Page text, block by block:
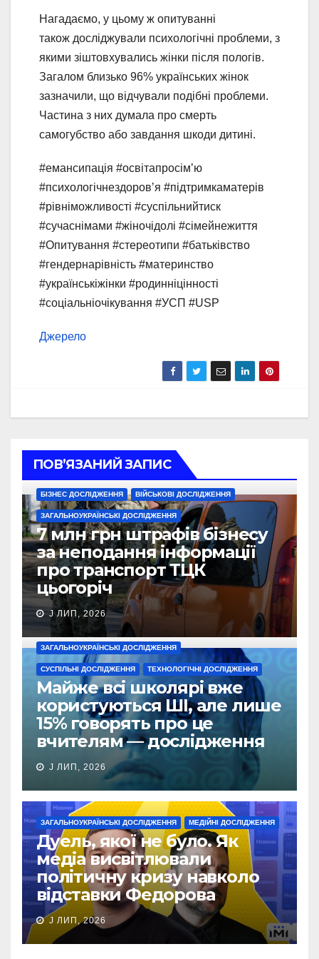
Нагадаємо, у цьому ж опитуванні
також досліджували психологічні проблеми, з
якими зіштовхувались жінки після пологів.
Загалом близько 96% українських жінок
зазначили, що відчували подібні проблеми.
Частина з них думала про смерть
самогубство або завдання шкоди дитині.
#емансипація #освітапросімʼю
#психологічнездоровʼя #підтримкаматерів
#рівніможливості #суспільнийтиск
#сучаснімами #жіночідолі #сімейнежиття
#Опитування #стереотипи #батьківство
#гендернарівність #материнство
#українськіжінки #родинніцінності
#соціальніочікування #УСП #USP
Джерело
ПОВ’ЯЗАНИЙ ЗАПИС
БІЗНЕС ДОСЛІДЖЕННЯ ВІЙСЬКОВІ ДОСЛІДЖЕННЯ
ЗАГАЛЬНОУКРАЇНСЬКІ ДОСЛІДЖЕННЯ
7 млн грн штрафів бізнесу
за неподання інформації
про транспорт ТЦК
цьогоріч
J ЛИП, 2026
ЗАГАЛЬНОУКРАЇНСЬКІ ДОСЛІДЖЕННЯ
СУСПІЛЬНІ ДОСЛІДЖЕННЯ ТЕХНОЛОГІЧНІ ДОСЛІДЖЕННЯ
Майже всі школярі вже
користуються ШІ, але лише
15% говорять про це
вчителям — дослідження
J ЛИП, 2026
ЗАГАЛЬНОУКРАЇНСЬКІ ДОСЛІДЖЕННЯ МЕДІЙНІ ДОСЛІДЖЕННЯ
Дуель, якої не було. Як
медіа висвітлювали
політичну кризу навколо
відставки Федорова
J ЛИП, 2026